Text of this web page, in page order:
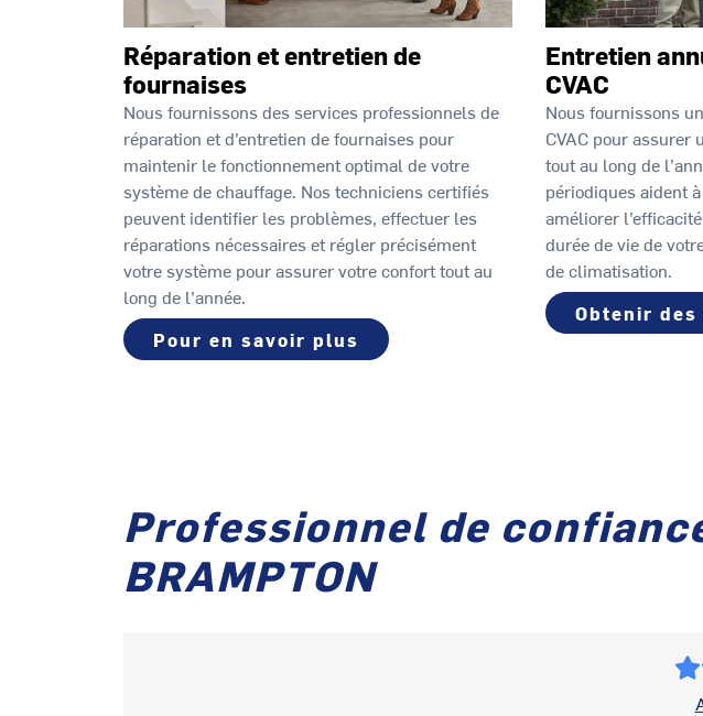
Réparation et entretien de
fournaises
Nous fournissons des services professionnels de
réparation et d’entretien de fournaises pour
maintenir le fonctionnement optimal de votre
système de chauffage. Nos techniciens certifiés
peuvent identifier les problèmes, effectuer les
réparations nécessaires et régler précisément
votre système pour assurer votre confort tout au
long de l’année.
Pour en savoir plus
Entretien
CVAC
Nous fournissons
CVAC pour assurer
tout au long de
périodiques aident
améliorer
durée de vie de
de climatisation.
Obtenir
Professionnel de
BRAMPTON